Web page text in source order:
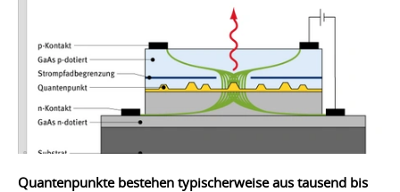
Quantenpunkte bestehen typischerweise aus tausend bis